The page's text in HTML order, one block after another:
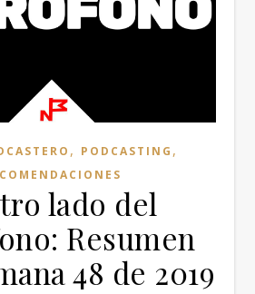
, PODCASTING ,
lado del
Resumen
48 de 2019